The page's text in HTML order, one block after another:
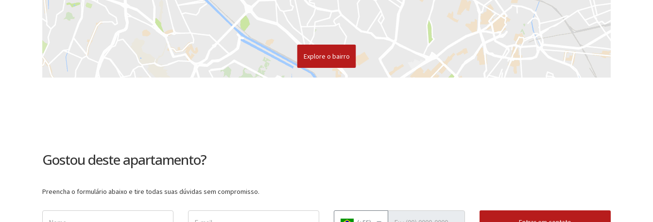
Explore o bairro
Gostou deste apartamento?
Preencha o formulário abaixo e tire todas suas dúvidas sem compromisso.